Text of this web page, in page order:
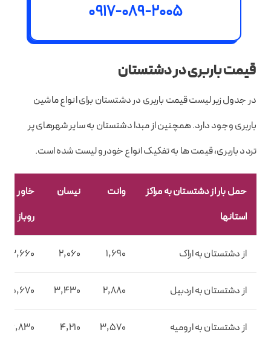
0917-089-2005
قیمت باربری در دشتستان
در جدول زیر لیست قیمت باربری در دشتستان برای انواع ماشین
باربری وجود دارد. همچنین از مبدا دشتستان به سایر شهرهای پر
تردد باربری، قیمت ها به تفکیک انواع خودرو لیست شده است.
حمل بار از دشتستان به مراکز
استانها
وانت نیسان
خاور
روباز
از دشتستان به اراک 1,690
2,060
3,660
از دشتستان به اردبیل 2,880
3,430
5,670
از دشتستان به ارومیه 3,570
4,210
6,830